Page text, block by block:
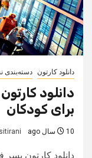
دانلود کارتون دسته‌بندی
برای کودکان
10 سال ago